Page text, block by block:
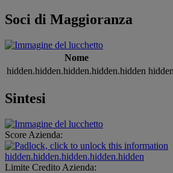
Soci di Maggioranza
Nome
hidden.hidden.hidden.hidden.hidden
Sintesi
Score Azienda:
hidden.hidden.hidden.hidden.hidden
Limite Credito Azienda: